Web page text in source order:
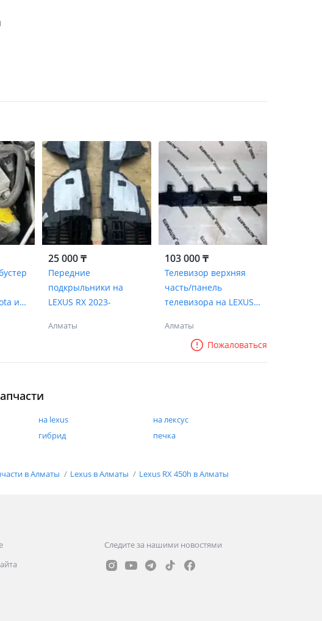
и
25 000 ₸
Передние
подкрыльники на
LEXUS RX 2023-
Алматы
103 000 ₸
Телевизор верхняя
часть/панель
телевизора на LEXUS
2025
Алматы
Пожаловаться
на lexus
на лексус
гибрид
печка
в Алматы Lexus в Алматы Lexus RX 450h в Алматы
Следите за нашими новостями